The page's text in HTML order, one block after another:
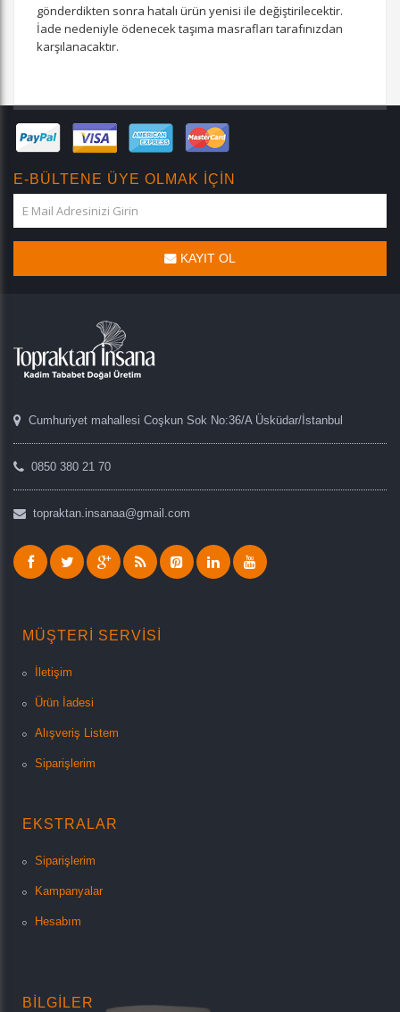
gönderdikten sonra hatalı ürün yenisi ile değiştirilecektir.
İade nedeniyle ödenecek taşıma masrafları tarafınızdan
karşılanacaktır.
E-BÜLTENE ÜYE OLMAK İÇİN
KAYIT OL
Cumhuriyet mahallesi Coşkun Sok No:36/A Üsküdar/İstanbul
0850 380 21 70
topraktan.insanaa@gmail.com
MÜŞTERI SERVISI
İletişim
Ürün İadesi
Alışveriş Listem
Siparişlerim
EKSTRALAR
Siparişlerim
Kampanyalar
Hesabım
BILGILER